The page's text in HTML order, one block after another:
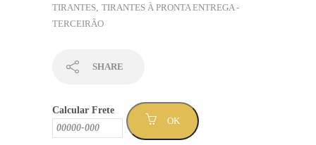
a
bebida
aceita
rosa
TIRANTES TIRANTES À PRONTA ENTREGA -
TERCEIRÃO
SHARE
Calcular Frete
OK